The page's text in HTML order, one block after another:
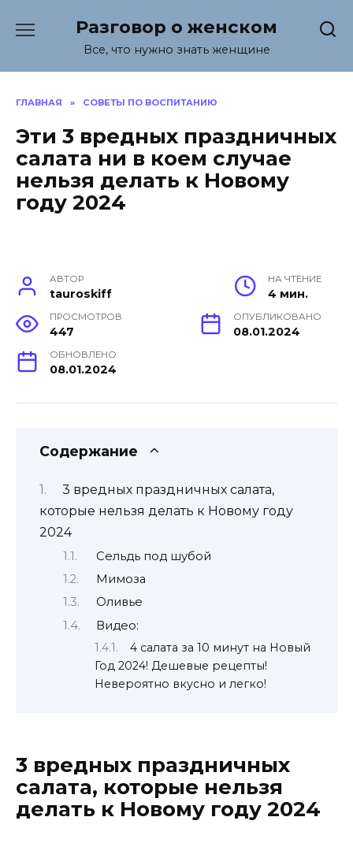
содержанию
Разговор о женском
Все, что нужно знать женщине
ГЛАВНАЯ » СОВЕТЫ ПО ВОСПИТАНИЮ
Эти 3 вредных праздничных
салата ни в коем случае
нельзя делать к Новому
году 2024
АВТОР
tauroskiff
НА ЧТЕНИЕ
4 мин.
ПРОСМОТРОВ
447
ОПУБЛИКОВАНО
08.01.2024
ОБНОВЛЕНО
08.01.2024
Содержание
3 вредных праздничных салата,
которые нельзя делать к Новому году
2024
Сельдь под шубой
Мимоза
Оливье
Видео:
4 салата за 10 минут на Новый
Год 2024! Дешевые рецепты!
Невероятно вкусно и легко!
3 вредных праздничных
салата, которые нельзя
делать к Новому году 2024